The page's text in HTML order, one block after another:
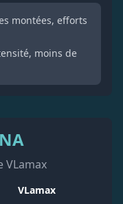
montées, efforts
moins de
VLamax
VLamax